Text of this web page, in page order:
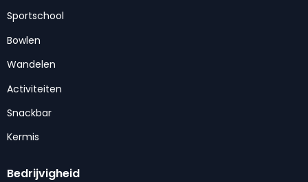
Sportschool
Bowlen
Wandelen
Activiteiten
Snackbar
Kermis
Bedrijvigheid